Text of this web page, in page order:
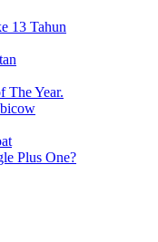
13 Tahun
The Year.
Plus One?